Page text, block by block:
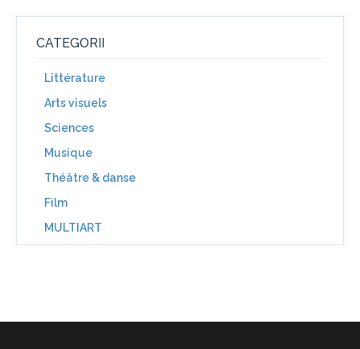
CATEGORII
Littérature
Arts visuels
Sciences
Musique
Théâtre & danse
Film
MULTIART